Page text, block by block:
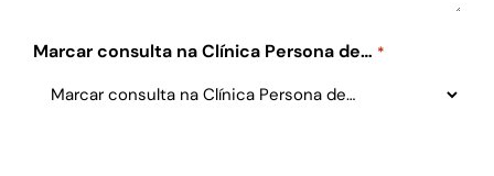
Marcar consulta na Clínica Persona de… *